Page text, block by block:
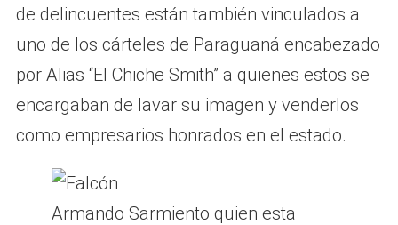
de delincuentes están también vinculados a
uno de los cárteles de Paraguaná encabezado
por Alias “El Chiche Smith” a quienes estos se
encargaban de lavar su imagen y venderlos
como empresarios honrados en el estado.
Armando Sarmiento quien esta